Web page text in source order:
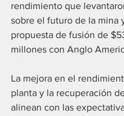
rendimiento que
sobre el futuro de la mina
propuesta de fusión de
millones con Anglo
La mejora en el
planta y la recuperación
alinean con las